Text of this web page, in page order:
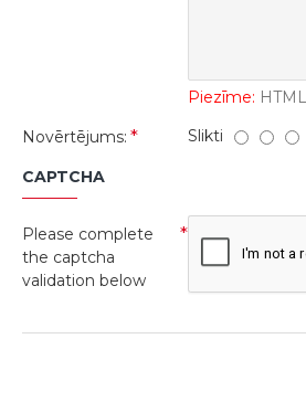
Piezīme:
Novērtējums:
Slikti
CAPTCHA
Please complete
the captcha
validation below